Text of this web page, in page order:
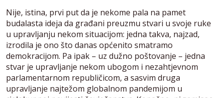
Nije, istina, prvi put da je nekome pala na pamet
budalasta ideja da građani preuzmu stvari u svoje ruke
u upravljanju nekom situacijom: jedna takva, najzad,
izrodila je ono što danas općenito smatramo
demokracijom. Pa ipak – uz dužno poštovanje – jedna
stvar je upravljanje nekom ubogom i nezahtjevnom
parlamentarnom republičicom, a sasvim druga
upravljanje najtežom globalnom pandemijom u